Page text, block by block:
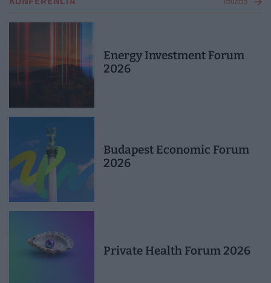
Energy Investment Forum
2026
Budapest Economic Forum
2026
Private Health Forum 2026